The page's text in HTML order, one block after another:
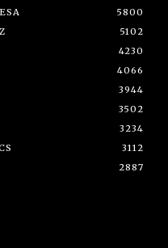
5800
5102
4230
4066
3944
3502
3234
3112
2887